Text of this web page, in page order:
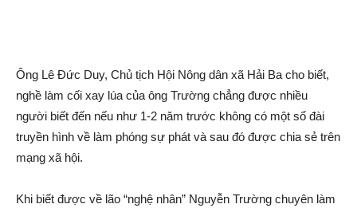
Ông Lê Đức Duy, Chủ tịch Hội Nông dân xã Hải Ba cho biết,
nghề làm cối xay lúa của ông Trường chẳng được nhiều
người biết đến nếu như 1-2 năm trước không có một số đài
truyền hình về làm phóng sự phát và sau đó được chia sẻ trên
mạn‌g xã hội.
Khi biết được về lão “nghệ nhân” Nguyễn Trường chuyên làm